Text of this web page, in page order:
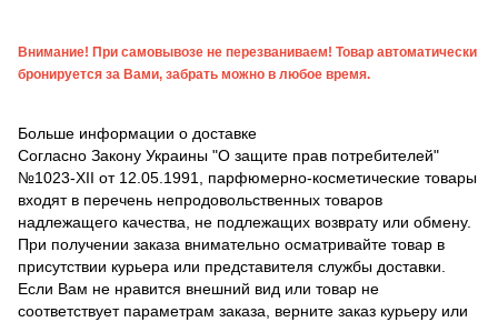
Внимание! При самовывозе не перезваниваем! Товар автоматически
бронируется за Вами, забрать можно в любое время.
Больше информации о доставке
Согласно Закону Украины "О защите прав потребителей"
№1023-XII от 12.05.1991, парфюмерно-косметические товары
входят в перечень непродовольственных товаров
надлежащего качества, не подлежащих возврату или обмену.
При получении заказа внимательно осматривайте товар в
присутствии курьера или представителя службы доставки.
Если Вам не нравится внешний вид или товар не
соответствует параметрам заказа, верните заказ курьеру или